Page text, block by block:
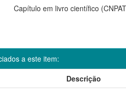
Capítulo em livro científico
a este item:
Descrição